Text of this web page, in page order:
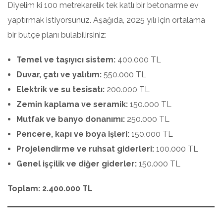
Diyelim ki 100 metrekarelik tek katlı bir betonarme ev
yaptırmak istiyorsunuz. Aşağıda, 2025 yılı için ortalama
bir bütçe planı bulabilirsiniz:
Temel ve taşıyıcı sistem: 400.000 TL
Duvar, çatı ve yalıtım: 550.000 TL
Elektrik ve su tesisatı: 200.000 TL
Zemin kaplama ve seramik: 150.000 TL
Mutfak ve banyo donanımı: 250.000 TL
Pencere, kapı ve boya işleri: 150.000 TL
Projelendirme ve ruhsat giderleri: 100.000 TL
Genel işçilik ve diğer giderler: 150.000 TL
Toplam: 2.400.000 TL